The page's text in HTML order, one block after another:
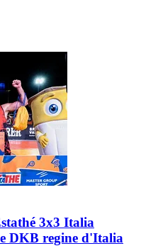
3x3 Italia
DKB regine d'Italia